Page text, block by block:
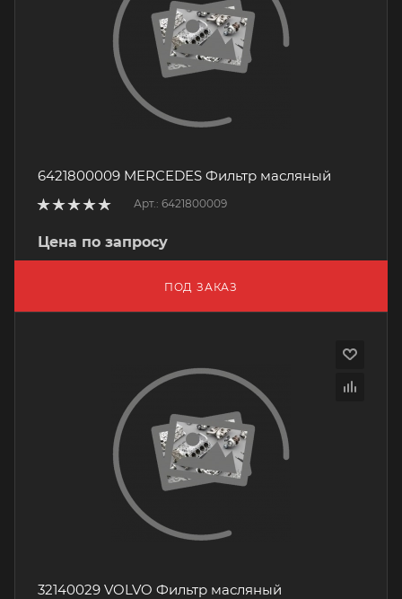
6421800009 MERCEDES Фильтр масляный
Арт.: 6421800009
Цена по запросу
ПОД ЗАКАЗ
32140029 VOLVO Фильтр масляный